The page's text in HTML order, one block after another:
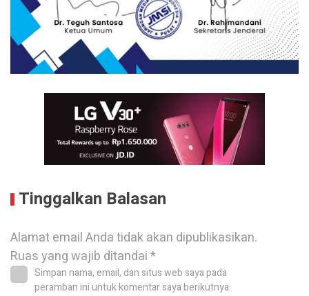
Tinggalkan Balasan
Alamat email Anda tidak akan dipublikasikan.
Ruas yang wajib ditandai*
Simpan nama, email, dan situs web saya pada
peramban ini untuk komentar saya berikutnya.